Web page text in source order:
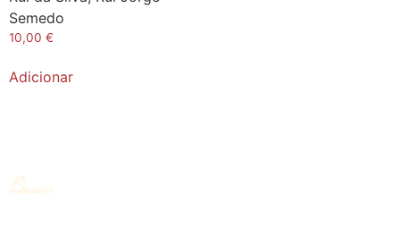
Semedo
10,00 €
Adicionar